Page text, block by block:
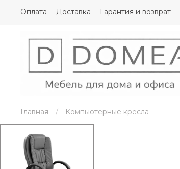
Оплата Доставка Гарантия и возврат
Главная Компьютерные кресла